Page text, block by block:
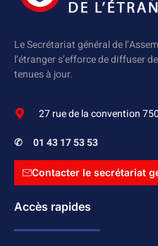
Le Secrétariat général de
l’étranger s’efforce de diffuser
tenues à jour.
27 rue de la convention
✆ 01 43 17 53 53
Contacter le secrétariat
Accès rapides